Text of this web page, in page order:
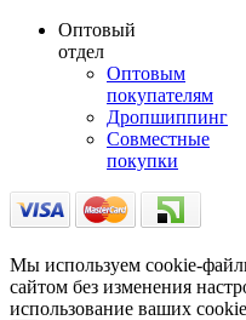
Оптовый
отдел
Оптовым
покупателям
Дропшиппинг
Совместные
покупки
Мы используем cookie-
сайтом без изменения
использование ваших